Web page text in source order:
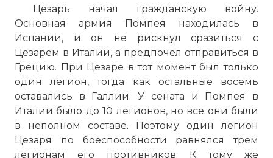
Цезарь начал гражданскую войну.
Основная армия Помпея находилась в
Испании, и он не рискнул сразиться с
Цезарем в Италии, а предпочел отправиться в
Грецию. При Цезаре в тот момент был только
один легион, тогда как остальные восемь
оставались в Галлии. У сената и Помпея в
Италии было до 10 легионов, но все они были
в неполном составе. Поэтому один легион
Цезаря по боеспособности равнялся трем
легионам его противников. К тому же